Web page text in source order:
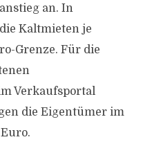
an. In
Kaltmieten je
Grenze. Für die
Verkaufsportal
die Eigentümer im